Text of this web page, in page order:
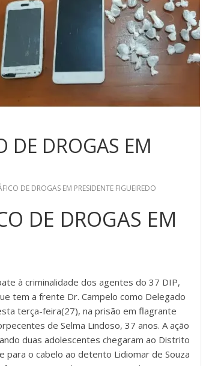
DE DROGAS EM
DE DROGAS EM PRESIDENTE FIGUEIREDO
DE DROGAS EM
à criminalidade dos agentes do 37 DIP,
tem a frente Dr. Campelo como Delegado
terça-feira(27), na prisão em flagrante
de Selma Lindoso, 37 anos. A ação
duas adolescentes chegaram ao Distrito
para o cabelo ao detento Lidiomar de Souza